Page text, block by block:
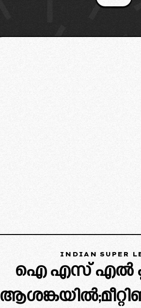
INDIAN SUPER
ഐ എസ് എൽ